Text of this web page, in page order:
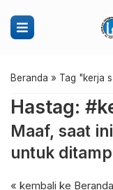
Beranda » Tag "kerja
Hastag:
Maaf, saat
untuk
« kembali ke Beranda